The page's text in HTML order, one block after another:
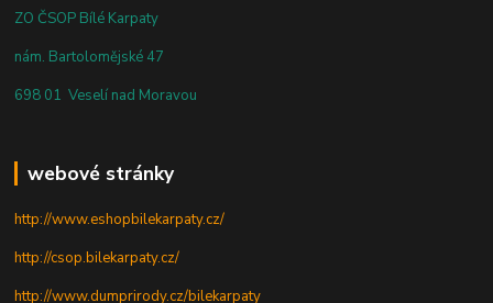
ZO ČSOP Bílé Karpaty
nám. Bartolomějské 47
698 01 Veselí nad Moravou
webové stránky
http://www.eshopbilekarpaty.cz/
http://csop.bilekarpaty.cz/
http://www.dumprirody.cz/bilekarpaty